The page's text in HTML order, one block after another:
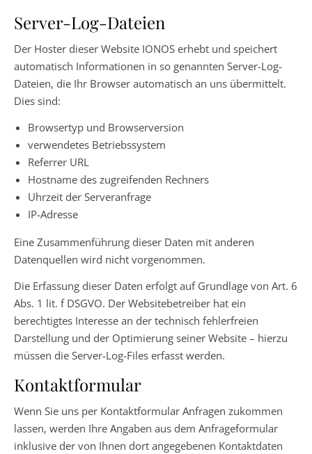
Server-Log-Dateien
Der Hoster dieser Website IONOS erhebt und speichert
automatisch Informationen in so genannten Server-Log-
Dateien, die Ihr Browser automatisch an uns übermittelt.
Dies sind:
Browsertyp und Browserversion
verwendetes Betriebssystem
Referrer URL
Hostname des zugreifenden Rechners
Uhrzeit der Serveranfrage
IP-Adresse
Eine Zusammenführung dieser Daten mit anderen
Datenquellen wird nicht vorgenommen.
Die Erfassung dieser Daten erfolgt auf Grundlage von Art. 6
Abs. 1 lit. f DSGVO. Der Websitebetreiber hat ein
berechtigtes Interesse an der technisch fehlerfreien
Darstellung und der Optimierung seiner Website – hierzu
müssen die Server-Log-Files erfasst werden.
Kontaktformular
Wenn Sie uns per Kontaktformular Anfragen zukommen
lassen, werden Ihre Angaben aus dem Anfrageformular
inklusive der von Ihnen dort angegebenen Kontaktdaten